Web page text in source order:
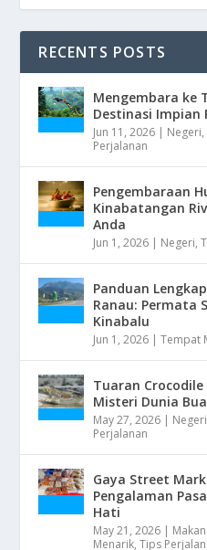
RECENTS POSTS
Mengembara ke
Destinasi Impian
Jun 11, 2026 | Negeri,
Perjalanan
Pengembaraan
Kinabatangan
Anda
Jun 1, 2026 | Negeri,
Panduan
Ranau: Permata
Kinabalu
Jun 1, 2026 |Tempat
Tuaran
Misteri Dunia
May 27, 2026 | Negeri
Perjalanan
Gaya Street
Pengalaman
Hati
May 21, 2026 |
Menarik,Tips